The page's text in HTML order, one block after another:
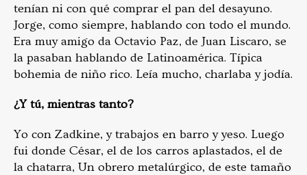
tenían ni con qué comprar el pan del desayuno.
Jorge, como siempre, hablando con todo el mundo.
Era muy amigo da Octavio Paz, de Juan Liscaro, se
la pasaban hablando de Latinoamérica. Típica
bohemia de niño rico. Leía mucho, charlaba y jodía.
¿Y tú, mientras tanto?
Yo con Zadkine, y trabajos en barro y yeso. Luego
fui donde César, el de los carros aplastados, el de
la chatarra, Un obrero metalúrgico, de este tamaño